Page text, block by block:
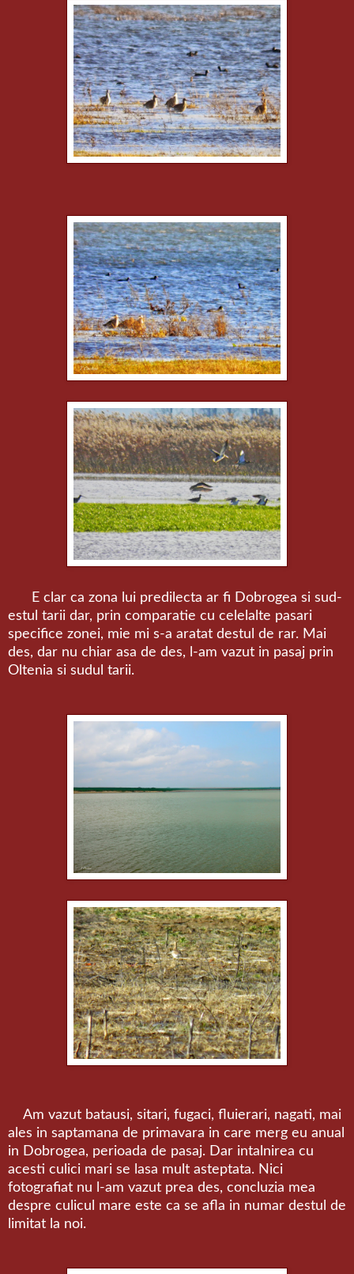
E clar ca zona lui predilecta ar fi Dobrogea si sud-
estul tarii dar, prin comparatie cu celelalte pasari
specifice zonei, mie mi s-a aratat destul de rar. Mai
des, dar nu chiar asa de des, l-am vazut in pasaj prin
Oltenia si sudul tarii.
Am vazut batausi, sitari, fugaci, fluierari, nagati, mai
ales in saptamana de primavara in care merg eu anual
in Dobrogea, perioada de pasaj. Dar intalnirea cu
acesti culici mari se lasa mult asteptata. Nici
fotografiat nu l-am vazut prea des, concluzia mea
despre culicul mare este ca se afla in numar destul de
limitat la noi.